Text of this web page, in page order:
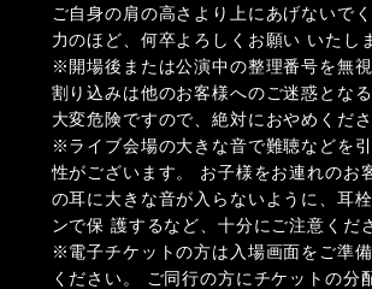
ご自身の肩の高さより上にあげないで
力のほど、何卒よろしくお願い いたし
※開場後または公演中の整理番号を無
割り込みは他のお客様へのご迷惑とな
大変危険ですので、絶対におやめくださ
※ライブ会場の大きな音で難聴などを
性がございます。 お子様をお連れのお
の耳に大きな音が入らないように、耳
ンで保 護するなど、十分にご注意くだ
※電子チケットの方は入場画面をご準
ください。 ご同行の方にチケットの分